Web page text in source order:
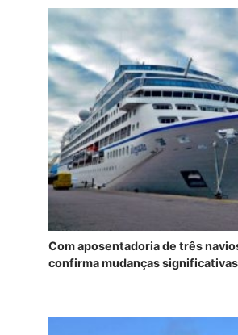
Com aposentadoria de três
confirma mudanças